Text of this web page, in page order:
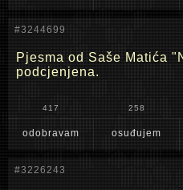
#3244699
Pjesma od Saše Matića
podcjenjena.
417 258
odobravam osuđujem
#3226243